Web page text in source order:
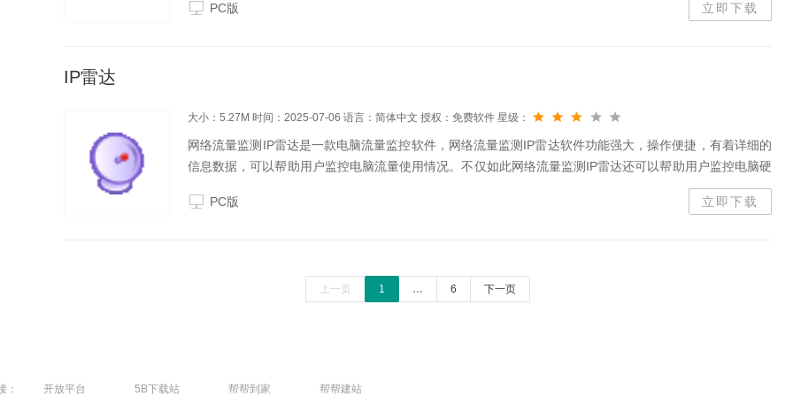
PC版
立即下载
IP雷达
大小：5.27M 时间：2025-07-06 语言：简体中文 授权：免费软件 星级：
网络流量监测IP雷达是一款电脑流量监控软件，网络流量监测IP雷达软件功能强大，操作便捷，有着详细的
信息数据，可以帮助用户监控电脑流量使用情况。不仅如此网络流量监测IP雷达还可以帮助用户监控电脑硬
件的使用情况，简单明了的数据让用户一目了然。有需要的小伙伴赶紧来下载使用吧。网络流量监测IP雷达
软件特点1...
PC版 立即下载
上一页 1 … 6 下一页
： 开放平台 5B下载站 帮帮到家 帮帮建站